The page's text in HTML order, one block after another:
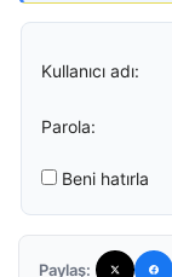
Kullanıcı adı:
Parola:
Beni hatırla
Paylaş: